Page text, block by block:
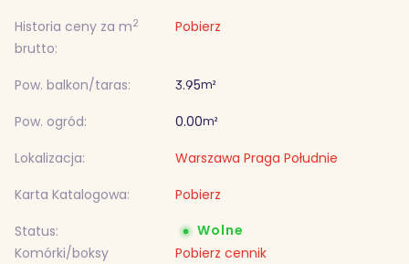
Historia ceny za m2
brutto:
Pobierz
Pow. balkon/taras: 3.95m²
Pow. ogród: 0.00m²
Lokalizacja:
Warszawa Praga Południe
Karta Katalogowa:
Pobierz
Status:
Wolne
Komórki/boksy
Pobierz cennik